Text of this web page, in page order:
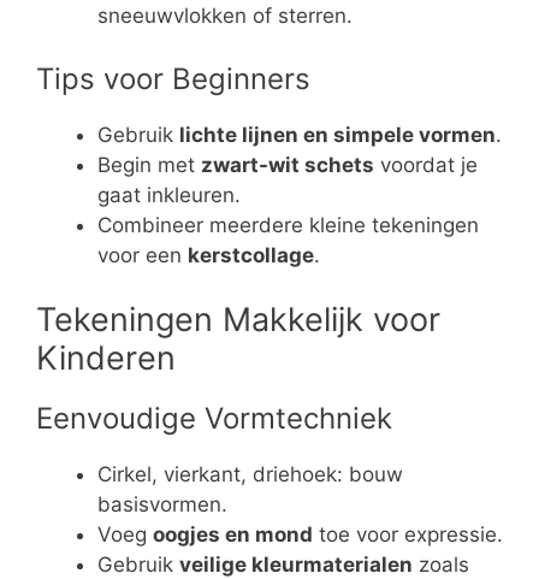
sneeuwvlokken of sterren.
Tips voor Beginners
Gebruik lichte lijnen en simpele vormen.
Begin met zwart-wit schets voordat je
gaat inkleuren.
Combineer meerdere kleine tekeningen
voor een kerstcollage.
Tekeningen Makkelijk voor
Kinderen
Eenvoudige Vormtechniek
Cirkel, vierkant, driehoek: bouw
basisvormen.
Voeg oogjes en mond toe voor expressie.
Gebruik veilige kleurmaterialen zoals